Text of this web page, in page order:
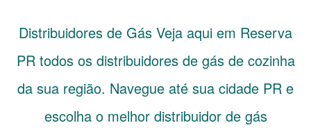
Distribuidores de Gás Veja aqui em Reserva
PRtodos os distribuidores de gás de cozinha
da sua região. Navegue até sua cidade PR e
escolha o melhor distribuidor de gás